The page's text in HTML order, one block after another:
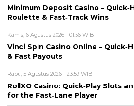
Minimum Deposit Casino –
Roulette & Fast‑Track Wins
Kamis, 6 Agustus 2026 - 01:56 WIB
Vinci Spin Casino Online –
& Fast Payouts
Rabu, 5 Agustus 2026 - 23:59 WIB
RollXO Casino: Quick‑Play Slots
for the Fast‑Lane Player